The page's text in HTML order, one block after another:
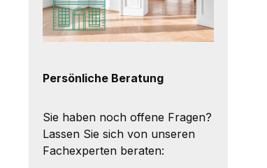
Persönliche Beratung
Sie haben noch offene Fragen?
Lassen Sie sich von unseren
Fachexperten beraten: